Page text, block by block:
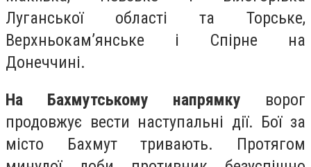
Луганської області та Торське,
Верхньокам’янське і Спірне на
Донеччині.
На Бахмутському напрямку ворог
продовжує вести наступальні дії. Бої за
місто Бахмут тривають. Протягом